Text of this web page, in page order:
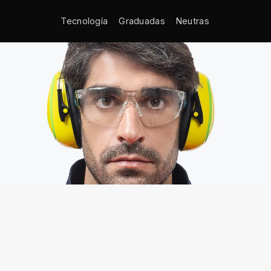
Tecnología Graduadas Neutras